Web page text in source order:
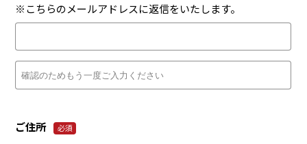
※こちらのメールアドレスに返信をいたします。
ご住所 必須